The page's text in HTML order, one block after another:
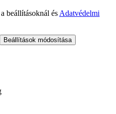
beállításoknál és Adatvédelmi
Beállítások módosítása